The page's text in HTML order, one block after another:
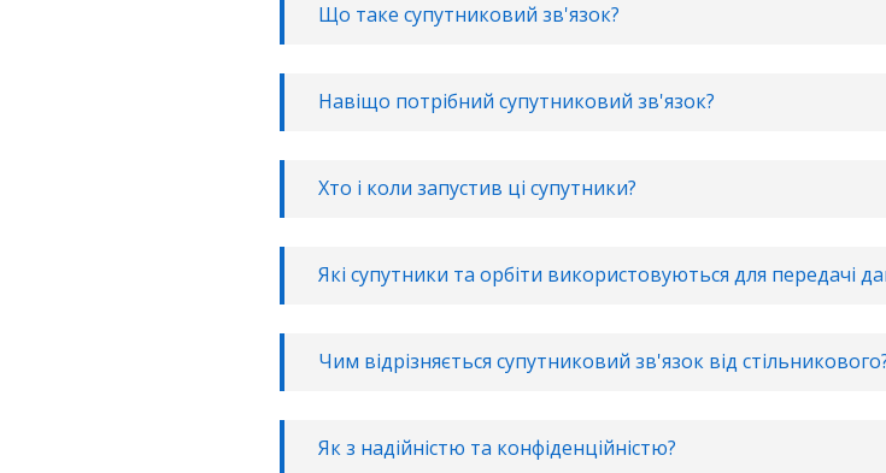
Що таке супутниковий зв'язок?
Навіщо потрібний супутниковий зв'язок?
Хто і коли запустив ці супутники?
Які супутники та орбіти використовуються для передачі
Чим відрізняється супутниковий зв'язок від
Як з надійністю та конфіденційністю?